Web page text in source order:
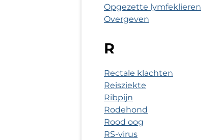
Opgezette lymfeklieren
Overgeven
R
Rectale klachten
Reisziekte
Ribpijn
Rodehond
Rood oog
RS-virus